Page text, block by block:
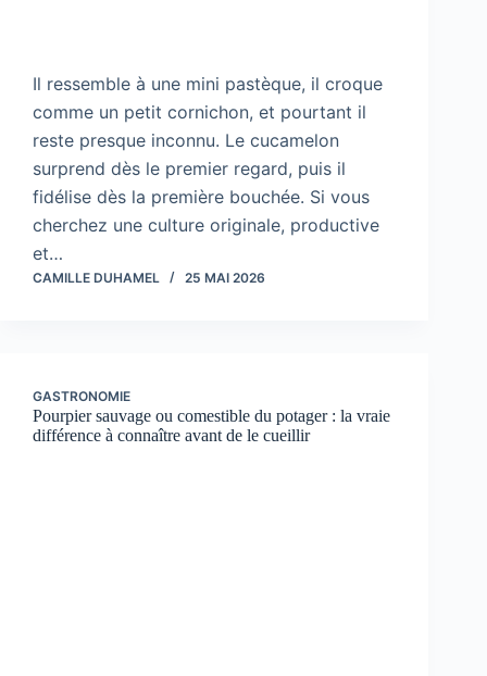
Il ressemble à une mini pastèque, il croque
comme un petit cornichon, et pourtant il
reste presque inconnu. Le cucamelon
surprend dès le premier regard, puis il
fidélise dès la première bouchée. Si vous
cherchez une culture originale, productive
et…
CAMILLE DUHAMEL 25 MAI 2026
GASTRONOMIE
Pourpier sauvage ou comestible du potager : la vraie
différence à connaître avant de le cueillir